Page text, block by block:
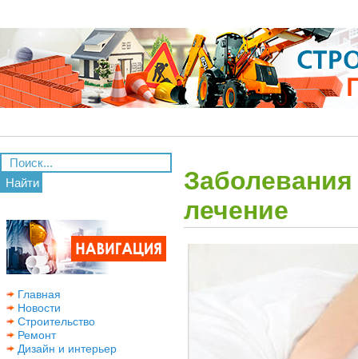
Найти
Главная
Новости
Строительство
Ремонт
Дизайн и интерьер
лечение